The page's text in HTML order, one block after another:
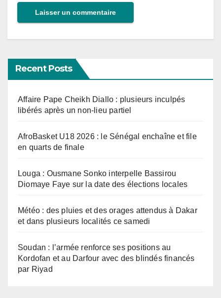
Recent Posts
Affaire Pape Cheikh Diallo : plusieurs inculpés
libérés après un non-lieu partiel
AfroBasket U18 2026 : le Sénégal enchaîne et file
en quarts de finale
Louga : Ousmane Sonko interpelle Bassirou
Diomaye Faye sur la date des élections locales
Météo : des pluies et des orages attendus à Dakar
et dans plusieurs localités ce samedi
Soudan : l’armée renforce ses positions au
Kordofan et au Darfour avec des blindés financés
par Riyad